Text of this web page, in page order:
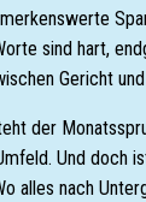
sind hart,
Gericht
der
Und doch
alles nach